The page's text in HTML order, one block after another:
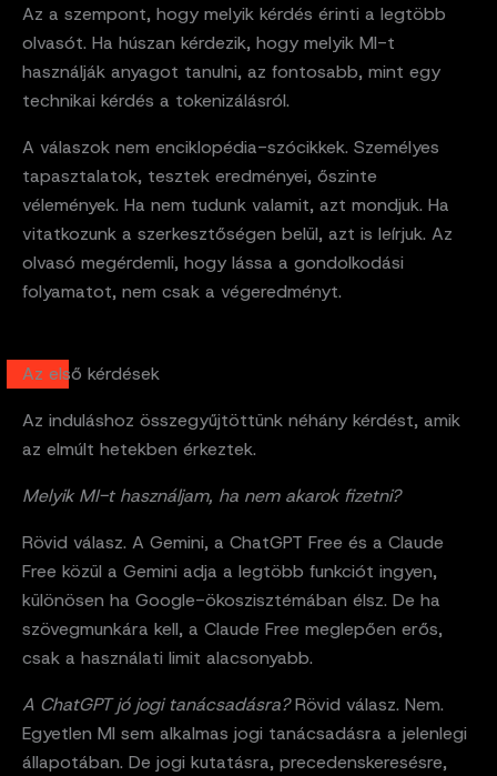
Az a szempont, hogy melyik kérdés érinti a legtöbb
olvasót. Ha húszan kérdezik, hogy melyik MI-t
használják anyagot tanulni, az fontosabb, mint egy
technikai kérdés a tokenizálásról.
A válaszok nem enciklopédia-szócikkek. Személyes
tapasztalatok, tesztek eredményei, őszinte
vélemények. Ha nem tudunk valamit, azt mondjuk. Ha
vitatkozunk a szerkesztőségen belül, azt is leírjuk. Az
olvasó megérdemli, hogy lássa a gondolkodási
folyamatot, nem csak a végeredményt.
Az első kérdések
Az induláshoz összegyűjtöttünk néhány kérdést, amik
az elmúlt hetekben érkeztek.
Melyik MI-t használjam, ha nem akarok fizetni?
Rövid válasz. A Gemini, a ChatGPT Free és a Claude
Free közül a Gemini adja a legtöbb funkciót ingyen,
különösen ha Google-ökoszisztémában élsz. De ha
szövegmunkára kell, a Claude Free meglepően erős,
csak a használati limit alacsonyabb.
A ChatGPT jó jogi tanácsadásra?Rövid válasz. Nem.
Egyetlen MI sem alkalmas jogi tanácsadásra a jelenlegi
állapotában. De jogi kutatásra, precedenskeresésre,